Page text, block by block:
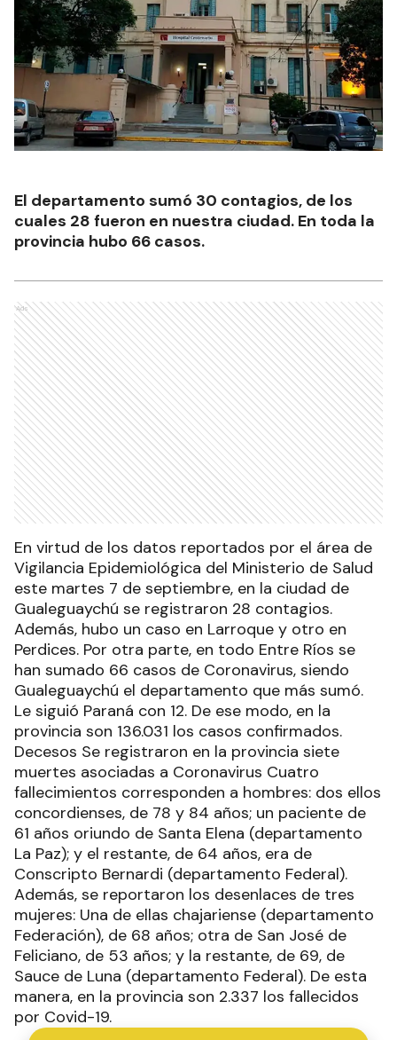
El departamento sumó 30 contagios, de los
cuales 28 fueron en nuestra ciudad. En toda la
provincia hubo 66 casos.
Ads
En virtud de los datos reportados por el área de
Vigilancia Epidemiológica del Ministerio de Salud
este martes 7 de septiembre, en la ciudad de
Gualeguaychú se registraron 28 contagios.
Además, hubo un caso en Larroque y otro en
Perdices. Por otra parte, en todo Entre Ríos se
han sumado 66 casos de Coronavirus, siendo
Gualeguaychú el departamento que más sumó.
Le siguió Paraná con 12. De ese modo, en la
provincia son 136.031 los casos confirmados.
Decesos Se registraron en la provincia siete
muertes asociadas a Coronavirus Cuatro
fallecimientos corresponden a hombres: dos ellos
concordienses, de 78 y 84 años; un paciente de
61 años oriundo de Santa Elena (departamento
La Paz); y el restante, de 64 años, era de
Conscripto Bernardi (departamento Federal).
Además, se reportaron los desenlaces de tres
mujeres: Una de ellas chajariense (departamento
Federación), de 68 años; otra de San José de
Feliciano, de 53 años; y la restante, de 69, de
Sauce de Luna (departamento Federal). De esta
manera, en la provincia son 2.337 los fallecidos
por Covid-19.